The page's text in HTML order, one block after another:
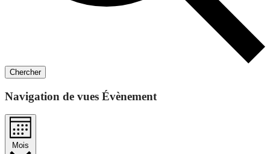
Chercher
Navigation de vues Évènement
Mois